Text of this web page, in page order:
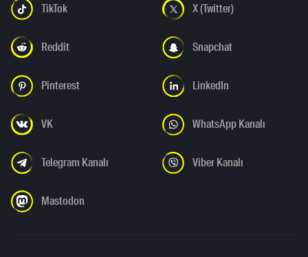
TikTok X (Twitter)
Reddit Snapchat
Pinterest LinkedIn
VK WhatsApp Kanalı
Telegram Kanalı Viber Kanalı
Mastodon